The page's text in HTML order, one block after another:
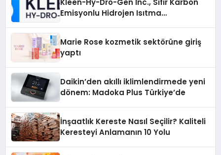
Emisyonlu Hidrojen Isıtma
Marie Rose kozmetik sektörüne giriş
yaptı
Daikin’den akıllı iklimlendirmede yeni
dönem: Madoka Plus Türkiye’de
İnşaatlık Kereste Nasıl Seçilir? Kaliteli
Keresteyi Anlamanın 10 Yolu